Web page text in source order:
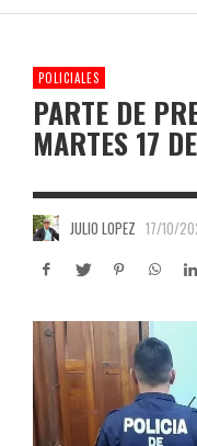
POLICIALES
PARTE DE
MARTES 17
JULIO LOPEZ 17/10/